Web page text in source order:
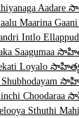
Aadare
Maarina
Intlo
Saagumaa
Loyalo
Shubhodayam
Choodaraa
Sthuthi